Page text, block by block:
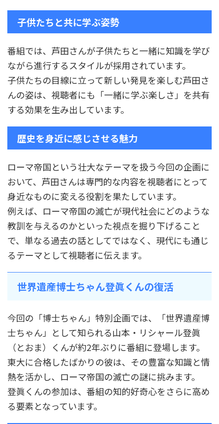
子供たちと共に学ぶ姿勢
番組では、芦田さんが子供たちと一緒に知識を学び
ながら進行するスタイルが採用されています。
子供たちの目線に立って新しい発見を楽しむ芦田さ
んの姿は、視聴者にも「一緒に学ぶ楽しさ」を共有
する効果を生み出しています。
歴史を身近に感じさせる魅力
ローマ帝国という壮大なテーマを扱う今回の企画に
おいて、芦田さんは専門的な内容を視聴者にとって
身近なものに変える役割を果たしています。
例えば、ローマ帝国の滅亡が現代社会にどのような
教訓を与えるのかといった視点を掘り下げること
で、単なる過去の話としてではなく、現代にも通じ
るテーマとして視聴者に伝えます。
世界遺産博士ちゃん登眞くんの復活
今回の「博士ちゃん」特別企画では、「世界遺産博
士ちゃん」として知られる山本・リシャール登眞
（とおま）くんが約2年ぶりに番組に登場します。
東大に合格したばかりの彼は、その豊富な知識と情
熱を活かし、ローマ帝国の滅亡の謎に挑みます。
登眞くんの参加は、番組の知的好奇心をさらに高め
る要素となっています。